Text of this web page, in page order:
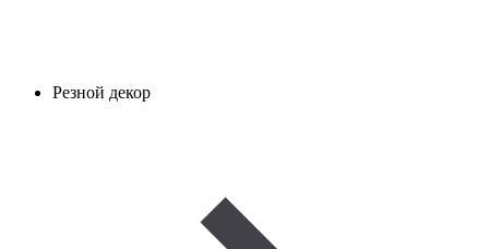
Резной декор